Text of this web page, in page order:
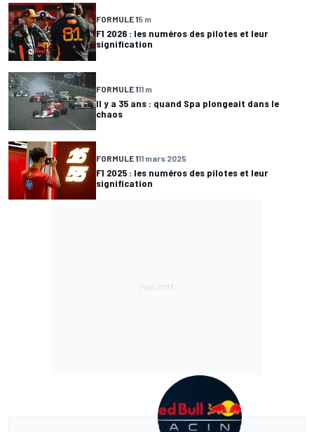
FORMULE 15 m
F1 2026 : les numéros des pilotes et leur
signification
FORMULE 111 m
Il y a 35 ans : quand Spa plongeait dans le
chaos
FORMULE 111 mars 2025
F1 2025 : les numéros des pilotes et leur
signification